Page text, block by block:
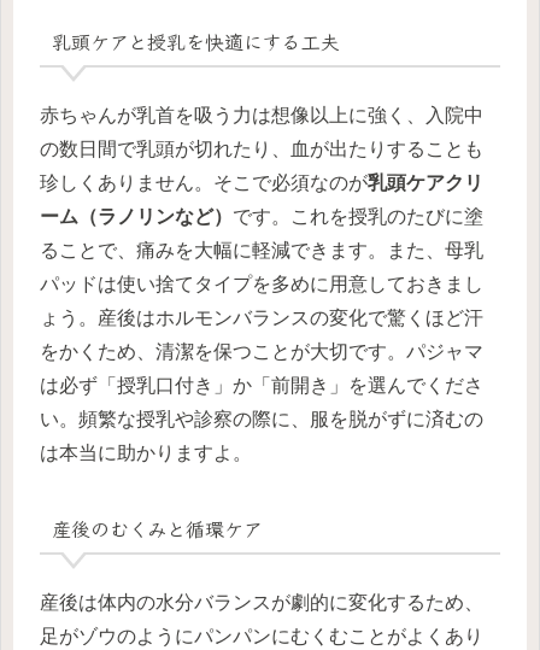
乳頭ケアと授乳を快適にする工夫
赤ちゃんが乳首を吸う力は想像以上に強く、入院中
の数日間で乳頭が切れたり、血が出たりすることも
珍しくありません。そこで必須なのが乳頭ケアクリ
ーム（ラノリンなど） です。これを授乳のたびに塗
ることで、痛みを大幅に軽減できます。また、母乳
パッドは使い捨てタイプを多めに用意しておきまし
ょう。産後はホルモンバランスの変化で驚くほど汗
をかくため、清潔を保つことが大切です。パジャマ
は必ず「授乳口付き」か「前開き」を選んでくださ
い。頻繁な授乳や診察の際に、服を脱がずに済むの
は本当に助かりますよ。
産後のむくみと循環ケア
産後は体内の水分バランスが劇的に変化するため、
足がゾウのようにパンパンにむくむことがよくあり